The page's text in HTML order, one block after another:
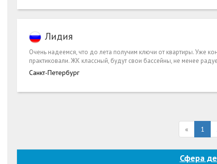
Лидия
Очень надеемся, что до лета получим ключи от квартиры. Уже
практиковали. ЖК классный, будут свои бассейны, не менее
Санкт-Петербург
« 1
Сфера